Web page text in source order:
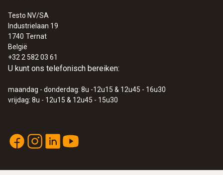
Testo NV/SA
Industrielaan 19
1740 Ternat
België
+32 2 582 03 61
U kunt ons telefonisch bereiken:
maandag - donderdag: 8u -12u15 & 12u45 - 16u30
vrijdag: 8u - 12u15 & 12u45 - 15u30